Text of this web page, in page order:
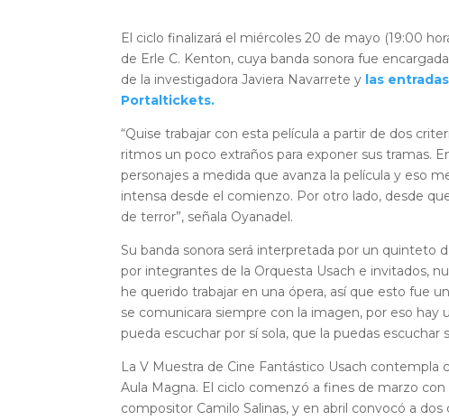
El ciclo finalizará el miércoles 20 de mayo (19:00
de Erle C. Kenton, cuya banda sonora fue
de la investigadora Javiera Navarrete y las
Portaltickets.
“Quise trabajar con esta película a partir de dos
ritmos un poco extraños para exponer sus tramas.
personajes a medida que avanza la película y eso
intensa desde el comienzo. Por otro lado, desde
de terror”, señala Oyanadel.
Su banda sonora será interpretada por un quinteto
por integrantes de la Orquesta Usach e invitados,
he querido trabajar en una ópera, así que esto fue
se comunicara siempre con la imagen, por eso
pueda escuchar por sí sola, que la puedas
La V Muestra de Cine Fantástico Usach contempla
Aula Magna. El ciclo comenzó a fines de marzo con
compositor Camilo Salinas, y en abril convocó a